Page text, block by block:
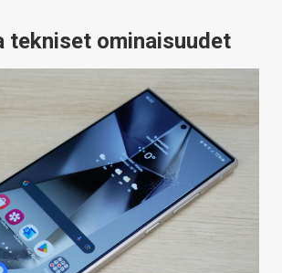
tekniset ominaisuudet